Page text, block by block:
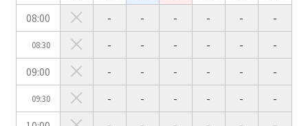
08:00 - - - - - -
08:30 - - - - -
-
09:00
- - - - - -
09:30 - - - - -
-
日付／開始・終了時間から選ぶ
時間単位で選ぶ
人数／レイアウト※複数選択可能